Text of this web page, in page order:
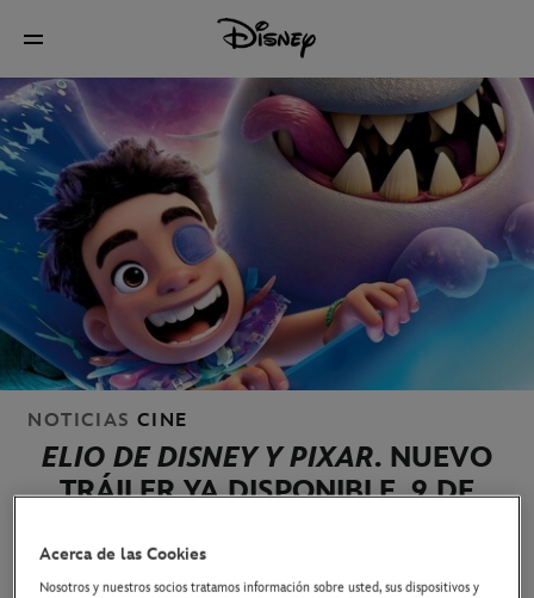
NOTICIAS CINE
ELIO DE DISNEY Y PIXAR. NUEVO
TRÁILER YA DISPONIBLE. 9 DE
3 de junio de 2025
Acerca de las Cookies
Nosotros y nuestros socios tratamos información sobre usted, sus dispositivos y